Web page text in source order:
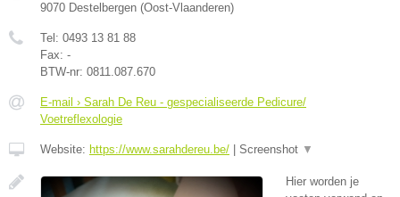
9070 Destelbergen (Oost-Vlaanderen)
Tel: 0493 13 81 88
Fax: -
BTW-nr: 0811.087.670
E-mail › Sarah De Reu - gespecialiseerde Pedicure/
Voetreflexologie
Website: https://www.sarahdereu.be/ Screenshot ▼
Hier worden je